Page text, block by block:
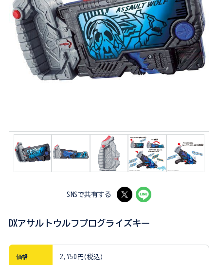
SNSで共有する
DXアサルトウルフプログライズキー
価格 2,750円(税込)